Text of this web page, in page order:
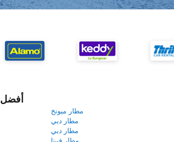
مطار ميونخ
مطار دبي
مطار دبي
مطار فيينا